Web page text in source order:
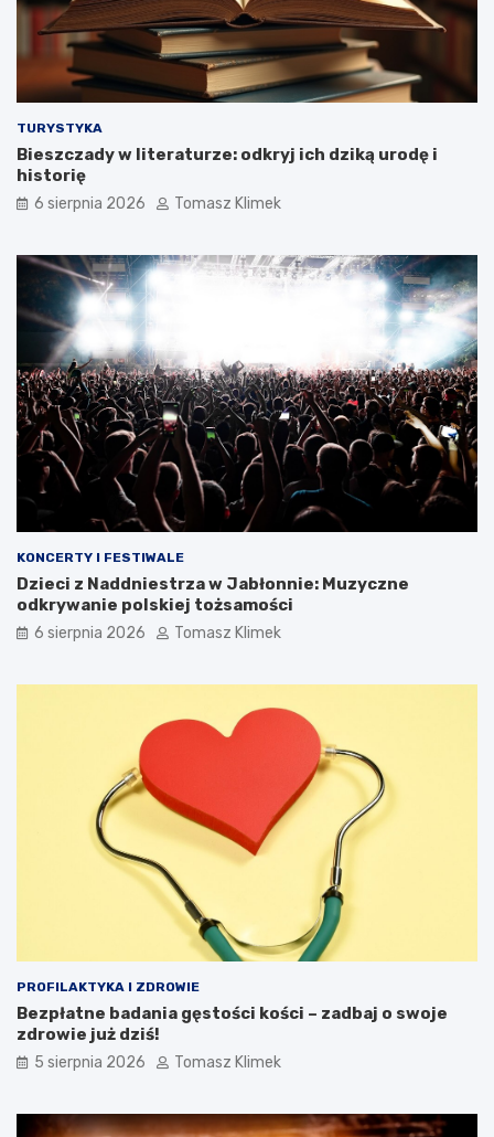
TURYSTYKA
Bieszczady w literaturze: odkryj ich dziką urodę i
historię
6 sierpnia 2026 Tomasz Klimek
KONCERTY I FESTIWALE
Dzieci z Naddniestrza w Jabłonnie: Muzyczne
odkrywanie polskiej tożsamości
6 sierpnia 2026 Tomasz Klimek
PROFILAKTYKA I ZDROWIE
Bezpłatne badania gęstości kości – zadbaj o swoje
zdrowie już dziś!
5 sierpnia 2026 Tomasz Klimek